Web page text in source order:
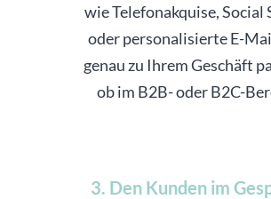
wie Telefonakquise, Social
oder personalisierte E-
genau zu Ihrem Geschäft
ob im B2B- oder B2C-
3. Den Kunden im